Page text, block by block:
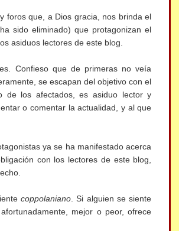
foros que, a Dios gracia, nos brinda el
sido eliminado) que protagonizan el
asiduos lectores de este blog.
Confieso que de primeras no veía
se escapan del objetivo con el
de los afectados, es asiduo lector y
o comentar la actualidad, y al que
ya se ha manifestado acerca
con los lectores de este blog,
coppolaniano . Si alguien se siente
mejor o peor, ofrece